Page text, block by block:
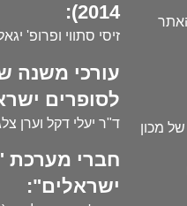
מכון
2014):
זיסי סתווי ופרופ'
עורכי משנה
לסופרים
ד"ר יעלי דקל וערן
חברי מערכת
ישראלים":